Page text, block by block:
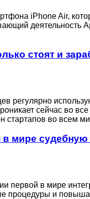
iPhone Air,
деятельность
стоят и
регулярно
сейчас во
стартапов во всем
мире
первой в мире
процедуры и